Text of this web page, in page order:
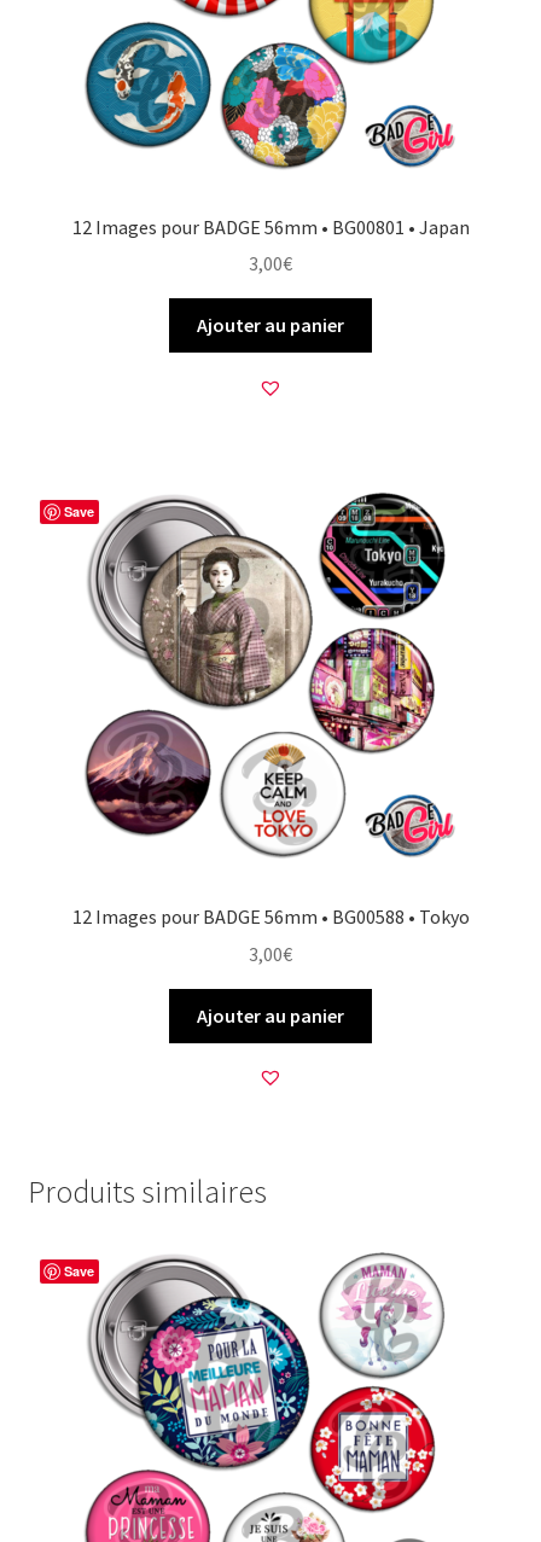
12 Images pour BADGE 56mm • BG00801 • Japan
3,00€
Ajouter au panier
Save
12 Images pour BADGE 56mm • BG00588 • Tokyo
3,00€
Ajouter au panier
Produits similaires
Save